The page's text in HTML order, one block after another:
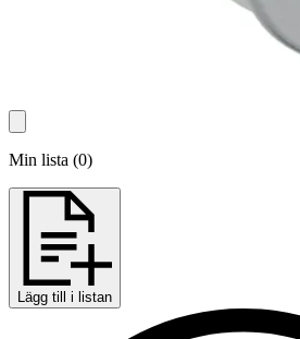
Min lista (0)
Lägg till i listan